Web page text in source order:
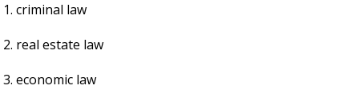
1. criminal law
2. real estate law
3. economic law